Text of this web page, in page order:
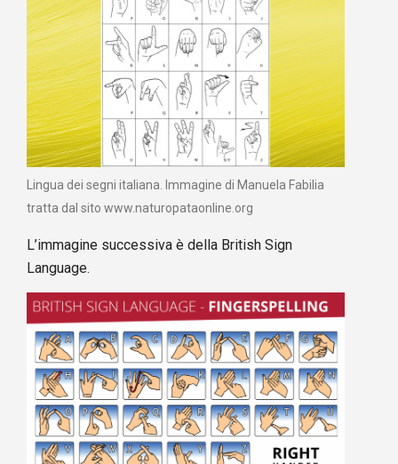
Lingua dei segni italiana. Immagine di Manuela Fabilia
tratta dal sito www.naturopataonline.org
L’immagine successiva è della British Sign
Language.